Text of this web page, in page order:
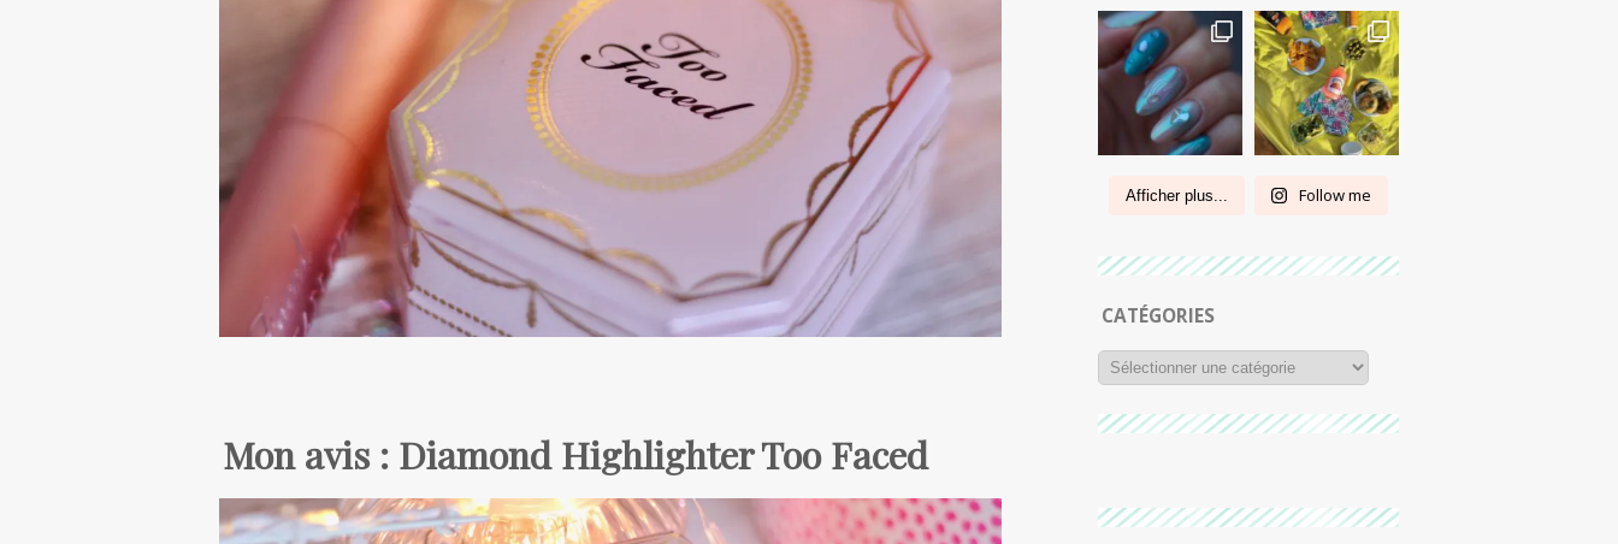
Mon avis : Diamond Highlighter Too Faced
Afficher plus... Follow me
CATÉGORIES